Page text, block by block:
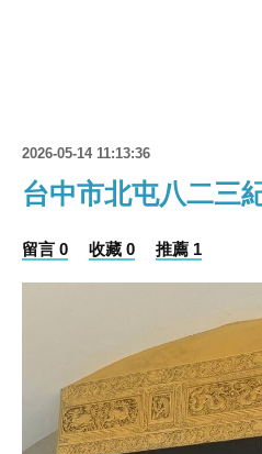
2026-05-14 11:13:36
台中市北屯八二三
留言 0 收藏 0 推薦 1